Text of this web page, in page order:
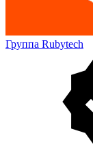
Группа Rubytech